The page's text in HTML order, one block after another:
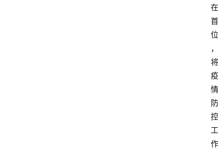
在
首
位
，
将
疫
情
防
控
工
作